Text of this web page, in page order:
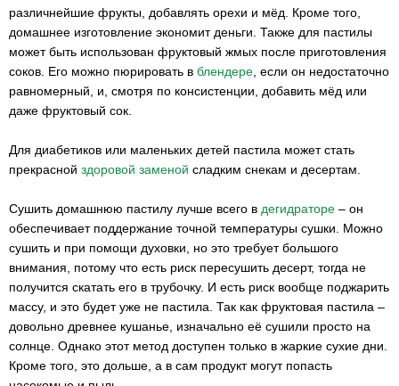
различнейшие фрукты, добавлять орехи и мёд. Кроме того,
домашнее изготовление экономит деньги. Также для пастилы
может быть использован фруктовый жмых после приготовления
соков. Его можно пюрировать в блендере , если он недостаточно
равномерный, и, смотря по консистенции, добавить мёд или
даже фруктовый сок.
Для диабетиков или маленьких детей пастила может стать
прекрасной здоровой заменой сладким снекам и десертам.
Сушить домашнюю пастилу лучше всего в дегидраторе – он
обеспечивает поддержание точной температуры сушки. Можно
сушить и при помощи духовки, но это требует большого
внимания, потому что есть риск пересушить десерт, тогда не
получится скатать его в трубочку. И есть риск вообще поджарить
массу, и это будет уже не пастила. Так как фруктовая пастила –
довольно древнее кушанье, изначально её сушили просто на
солнце. Однако этот метод доступен только в жаркие сухие дни.
Кроме того, это дольше, а в сам продукт могут попасть